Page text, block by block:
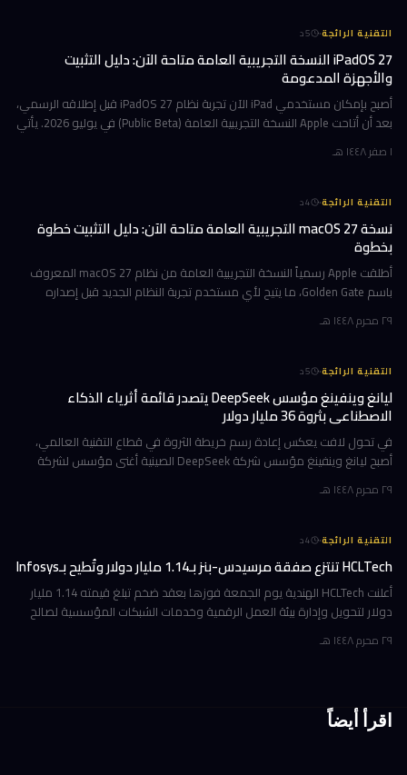
التقنية الرائجة·
5د
iPadOS 27 النسخة التجريبية العامة متاحة الآن: دليل التثبيت
والأجهزة المدعومة
أصبح بإمكان مستخدمي iPad الآن تجربة نظام iPadOS 27 قبل إطلاقه الرسمي،
بعد أن أتاحت Apple النسخة التجريبية العامة (Public Beta) في يوليو 2026. يأتي
١ صفر ١٤٤٨ هـ
التقنية الرائجة·
4د
نسخة macOS 27 التجريبية العامة متاحة الآن: دليل التثبيت خطوة
بخطوة
أطلقت Apple رسمياً النسخة التجريبية العامة من نظام macOS 27 المعروف
باسم Golden Gate، ما يتيح لأي مستخدم تجربة النظام الجديد قبل إصداره
٢٩ محرم ١٤٤٨ هـ
التقنية الرائجة·
5د
ليانغ وينفينغ مؤسس DeepSeek يتصدر قائمة أثرياء الذكاء
الاصطناعي بثروة 36 مليار دولار
في تحول لافت يعكس إعادة رسم خريطة الثروة في قطاع التقنية العالمي،
أصبح ليانغ وينفينغ مؤسس شركة DeepSeek الصينية أغنى مؤسس لشركة
٢٩ محرم ١٤٤٨ هـ
التقنية الرائجة·
4د
HCLTech تنتزع صفقة مرسيدس-بنز بـ1.14 مليار دولار وتُطيح بـInfosys
أعلنت HCLTech الهندية يوم الجمعة فوزها بعقد ضخم تبلغ قيمته 1.14 مليار
دولار لتحويل وإدارة بيئة العمل الرقمية وخدمات الشبكات المؤسسية لصالح
٢٩ محرم ١٤٤٨ هـ
اقرأ أيضاً